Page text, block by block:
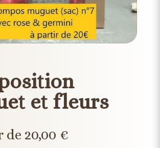
et fleurs
20,00 €